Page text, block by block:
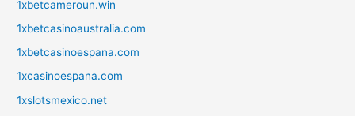
1xbetcameroun.win
1xbetcasinoaustralia.com
1xbetcasinoespana.com
1xcasinoespana.com
1xslotsmexico.net